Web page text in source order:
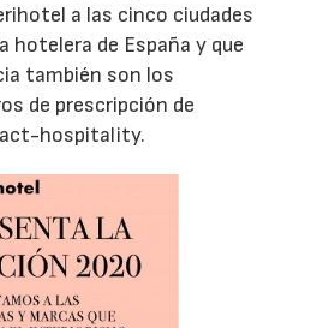
a las cinco ciudades
hotelera de España y que
también son los
de prescripción de
hospitality.